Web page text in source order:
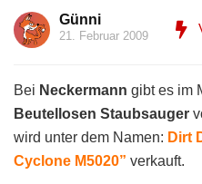
Günni
21. Februar 2009
Bei Neckermann gibt es im
Beutellosen Staubsauger
wird unter dem Namen: Dirt
Cyclone M5020” verkauft.